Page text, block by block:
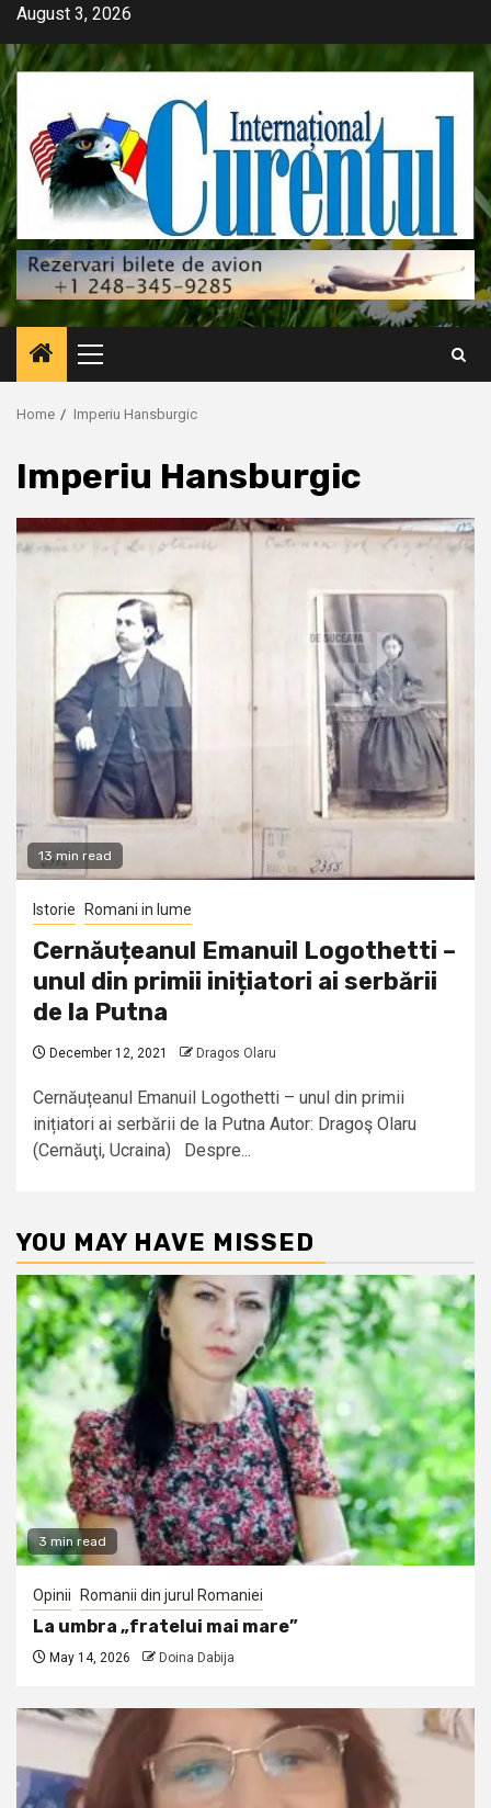
Skip
content
August 3, 2026
Primary
Menu
Home Imperiu Hansburgic
Imperiu Hansburgic
13 min read
Istorie Romani in lume
Cernăuțeanul Emanuil Logothetti –
unul din primii inițiatori ai serbării
de la Putna
December 12, 2021 Dragos Olaru
Cernăuțeanul Emanuil Logothetti – unul din primii
inițiatori ai serbării de la Putna Autor: Dragoş Olaru
(Cernăuţi, Ucraina) Despre...
YOU MAY HAVE MISSED
3 min read
Opinii Romanii din jurul Romaniei
La umbra „fratelui mai mare”
May 14, 2026 Doina Dabija